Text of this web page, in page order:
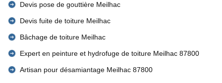
Devis pose de gouttière Meilhac
Devis fuite de toiture Meilhac
Bâchage de toiture Meilhac
Expert en peinture et hydrofuge de toiture Meilhac 87800
Artisan pour désamiantage Meilhac 87800